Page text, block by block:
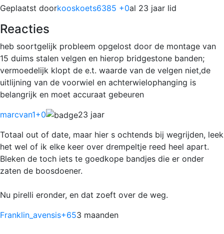
Geplaatst doorkooskoets6385 +0al 23 jaar lid
Reacties
heb soortgelijk probleem opgelost door de montage van
15 duims stalen velgen en hierop bridgestone banden;
vermoedelijk klopt de e.t. waarde van de velgen niet,de
uitlijning van de voorwiel en achterwielophanging is
belangrijk en moet accuraat gebeuren
marcvan1+0
23 jaar
Totaal out of date, maar hier s ochtends bij wegrijden, leek
het wel of ik elke keer over drempeltje reed heel apart.
Bleken de toch iets te goedkope bandjes die er onder
zaten de boosdoener.
Nu pirelli eronder, en dat zoeft over de weg.
Franklin_avensis+653 maanden